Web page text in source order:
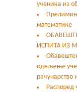
ученика из
математике
ИСПИТА ИЗ
одељење
рачунарство
Распоред